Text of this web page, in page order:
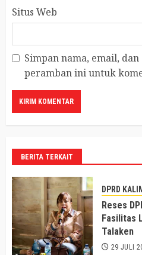
Situs Web
Simpan nama, email,
peramban ini untuk
BERITA TERKAIT
DPRD
Reses
Fasilitas
Talaken
29 JULI